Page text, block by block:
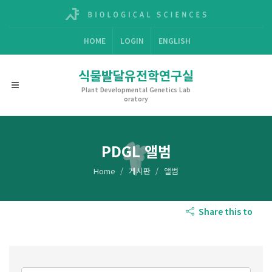
HOME LOGIN ENGLISH
식물발달유전학연구실
Plant Developmental Genetics Lab
oratory
PDGL 앨범
Home 게시판 앨범
Share this to